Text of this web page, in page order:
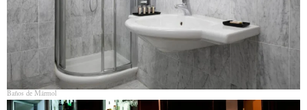
Baños de Mármol